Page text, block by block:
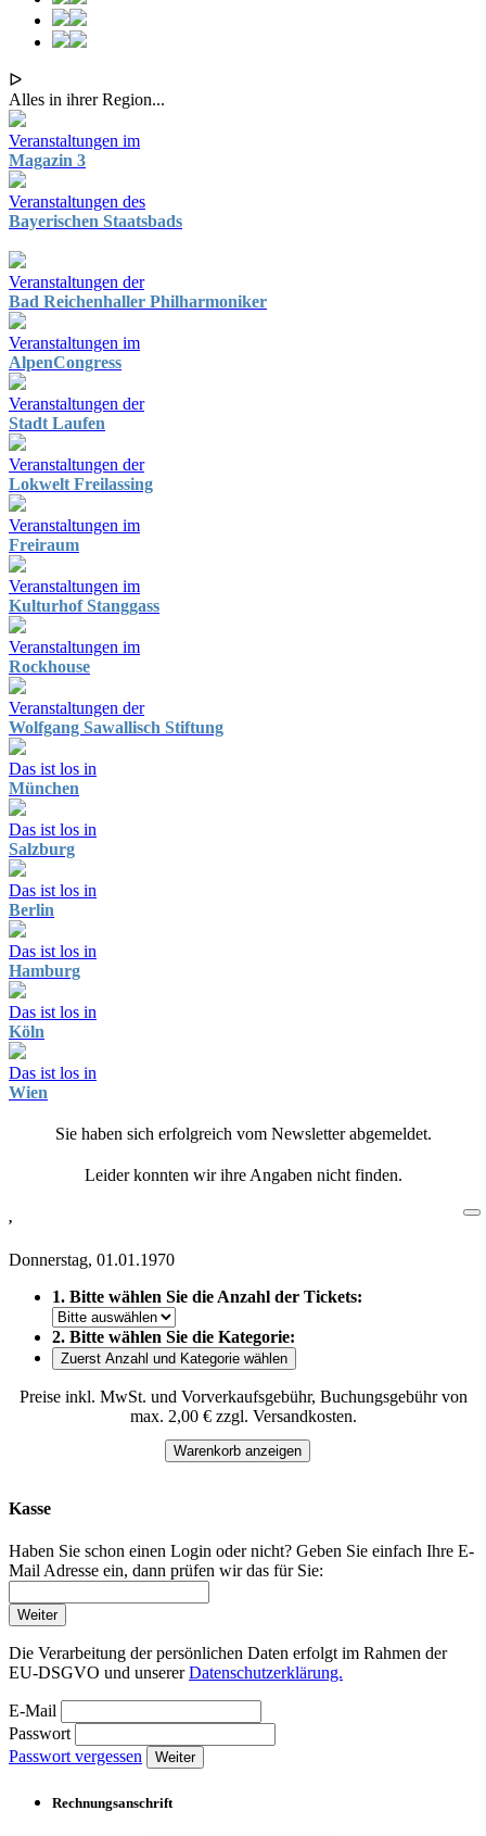
ᐅ
Alles in ihrer Region...
Veranstaltungen im
Magazin 3
Veranstaltungen des
Bayerischen Staatsbads
Veranstaltungen der
Bad Reichenhaller Philharmoniker
Veranstaltungen im
AlpenCongress
Veranstaltungen der
Stadt Laufen
Veranstaltungen der
Lokwelt Freilassing
Veranstaltungen im
Freiraum
Veranstaltungen im
Kulturhof Stanggass
Veranstaltungen im
Rockhouse
Veranstaltungen der
Wolfgang Sawallisch Stiftung
Das ist los in
München
Das ist los in
Salzburg
Das ist los in
Berlin
Das ist los in
Hamburg
Das ist los in
Köln
Das ist los in
Wien
Sie haben sich erfolgreich vom Newsletter abgemeldet.
Leider konnten wir ihre Angaben nicht finden.
,
Donnerstag, 01.01.1970
1. Bitte wählen Sie die Anzahl der Tickets:
2. Bitte wählen Sie die Kategorie:
Zuerst Anzahl und Kategorie wählen
Preise inkl. MwSt. und Vorverkaufsgebühr, Buchungsgebühr von
max. 2,00 € zzgl. Versandkosten.
Warenkorb anzeigen
Kasse
Haben Sie schon einen Login oder nicht? Geben Sie einfach Ihre E-
Mail Adresse ein, dann prüfen wir das für Sie:
Weiter
Die Verarbeitung der persönlichen Daten erfolgt im Rahmen der
EU-DSGVO und unsererDatenschutzerklärung.
E-Mail
Passwort
Passwort vergessen
Weiter
Rechnungsanschrift